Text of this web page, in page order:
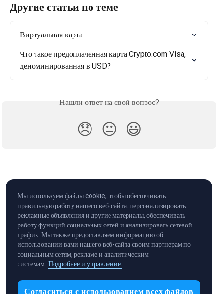
Другие статьи по теме
Виртуальная карта
Что такое предоплаченная карта Crypto.com Visa,
деноминированная в USD?
Нашли ответ на свой вопрос?
😞 😐 😃
Cryptocurrency in Every Wallet™
Мы используем файлы cookie, чтобы обеспечивать
правильную работу нашего веб-сайта, персонализировать
рекламные объявления и другие материалы, обеспечивать
работу функций социальных сетей и анализировать сетевой
трафик. Мы также предоставляем информацию об
использовании вами нашего веб-сайта своим партнерам по
социальным сетям, рекламе и аналитическим
системам. Подробнее и управление.
Согласиться с использованием всех файлов